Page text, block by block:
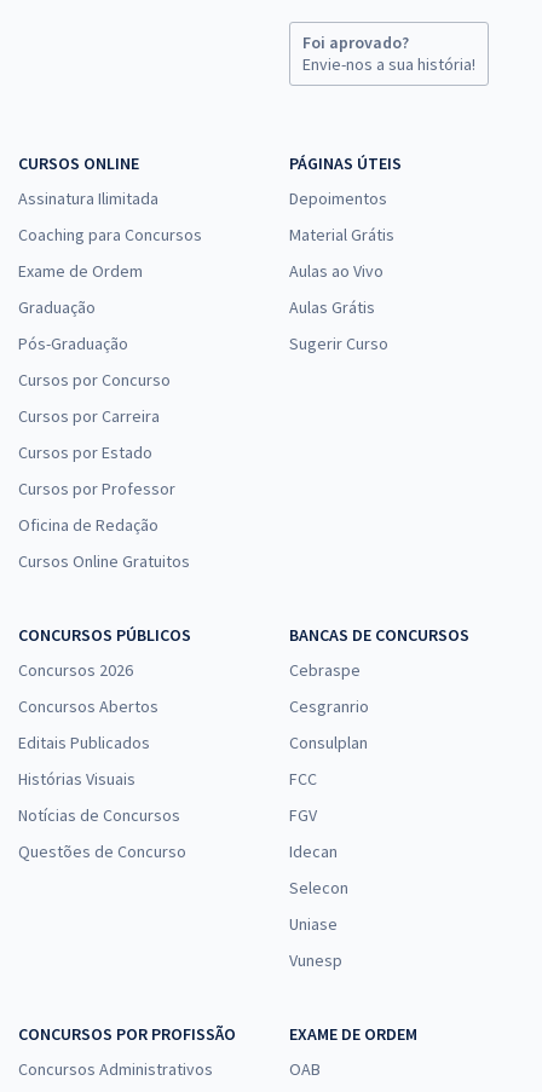
Foi aprovado?
Envie-nos a sua história!
CURSOS ONLINE
Assinatura Ilimitada
Coaching para Concursos
Exame de Ordem
Graduação
Pós-Graduação
Cursos por Concurso
Cursos por Carreira
Cursos por Estado
Cursos por Professor
Oficina de Redação
Cursos Online Gratuitos
PÁGINAS ÚTEIS
Depoimentos
Material Grátis
Aulas ao Vivo
Aulas Grátis
Sugerir Curso
CONCURSOS PÚBLICOS
Concursos 2026
Concursos Abertos
Editais Publicados
Histórias Visuais
Notícias de Concursos
Questões de Concurso
BANCAS DE CONCURSOS
Cebraspe
Cesgranrio
Consulplan
FCC
FGV
Idecan
Selecon
Uniase
Vunesp
CONCURSOS POR PROFISSÃO
Concursos Administrativos
EXAME DE ORDEM
OAB